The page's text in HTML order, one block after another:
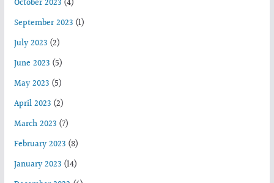
October 2023(4)
September 2023(1)
July 2023(2)
June 2023(5)
May 2023(5)
April 2023(2)
March 2023(7)
February 2023(8)
January 2023(14)